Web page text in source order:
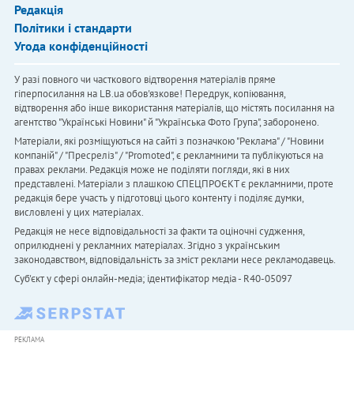
Редакція
Політики і стандарти
Угода конфіденційності
У разі повного чи часткового відтворення матеріалів пряме
гіперпосилання на LB.ua обов'язкове! Передрук, копіювання,
відтворення або інше використання матеріалів, що містять посилання на
агентство "Українськi Новини" й "Українська Фото Група", заборонено.
Матеріали, які розміщуються на сайті з позначкою "Реклама" / "Новини
компаній" / "Пресреліз" / "Promoted", є рекламними та публікуються на
правах реклами. Редакція може не поділяти погляди, які в них
представлені. Матеріали з плашкою СПЕЦПРОЄКТ є рекламними, проте
редакція бере участь у підготовці цього контенту і поділяє думки,
висловлені у цих матеріалах.
Редакція не несе відповідальності за факти та оціночні судження,
оприлюднені у рекламних матеріалах. Згідно з українським
законодавством, відповідальність за зміст реклами несе рекламодавець.
Cуб'єкт у сфері онлайн-медіа; ідентифікатор медіа - R40-05097
РЕКЛАМА